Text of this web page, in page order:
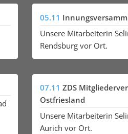
05.11
Unsere Mitarbeiterin
Rendsburg vor Ort.
07.11 ZDS
Ostfriesland
Unsere Mitarbeiterin
Aurich vor Ort.